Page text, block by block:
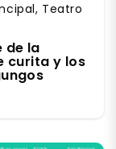
Teatro
de la
curita y los